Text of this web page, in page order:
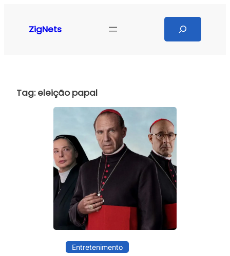
ZigNets
Tag:eleição papal
Entretenimento